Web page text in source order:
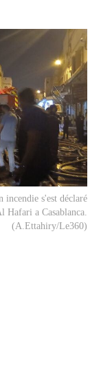
incendie s'est déclaré
Hafari a Casablanca.
(A.Ettahiry/Le360)